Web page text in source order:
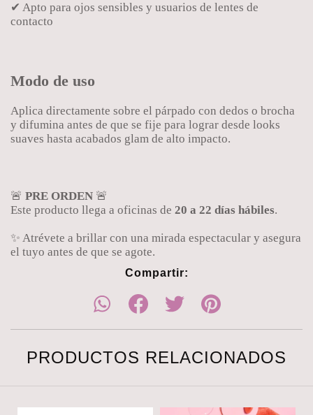
✔ Apto para ojos sensibles y usuarios de lentes de
contacto
Modo de uso
Aplica directamente sobre el párpado con dedos o brocha
y difumina antes de que se fije para lograr desde looks
suaves hasta acabados glam de alto impacto.
🚨 PRE ORDEN 🚨
Este producto llega a oficinas de 20 a 22 días hábiles.
✨ Atrévete a brillar con una mirada espectacular y asegura
el tuyo antes de que se agote.
Compartir:
PRODUCTOS RELACIONADOS